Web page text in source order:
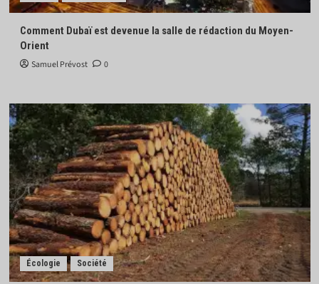
Comment Dubaï est devenue la salle de rédaction du Moyen-
Orient
Samuel Prévost 0
Écologie Société